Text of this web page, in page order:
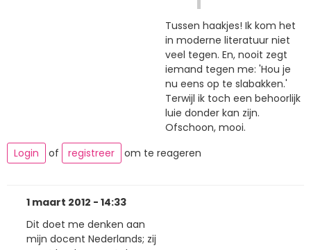
Tussen haakjes! Ik kom het
in moderne literatuur niet
veel tegen. En, nooit zegt
iemand tegen me: 'Hou je
nu eens op te slabakken.'
Terwijl ik toch een behoorlijk
luie donder kan zijn.
Ofschoon, mooi.
Login
of registreer om te reageren
1 maart 2012 - 14:33
Dit doet me denken aan
mijn docent Nederlands; zij